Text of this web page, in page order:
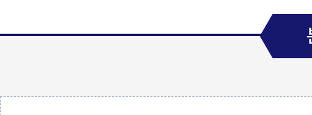
값 체크 폼